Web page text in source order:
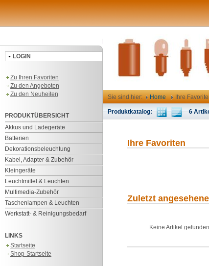
LOGIN
Zu Ihren Favoriten
Zu den Angeboten
Zu den Neuheiten
PRODUKTÜBERSICHT
Akkus und Ladegeräte
Batterien
Dekorationsbeleuchtung
Kabel, Adapter & Zubehör
Kleingeräte
Leuchtmittel & Leuchten
Multimedia-Zubehör
Taschenlampen & Leuchten
Werkstatt- & Reinigungsbedarf
LINKS
Startseite
Shop-Startseite
Sie sind hier: Home Ihre
Produktkatalog: 6
Ihre Favoriten
Zuletzt
Keine Artikel gefunden